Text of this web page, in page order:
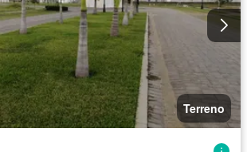
Terreno